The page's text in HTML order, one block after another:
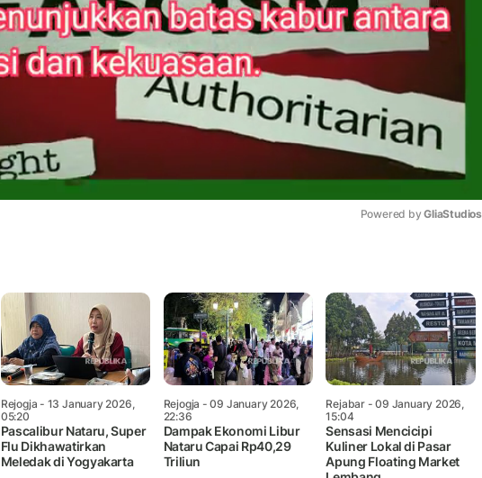
Powered by GliaStudios
Rejogja - 13 January 2026,
05:20
Pascalibur Nataru, Super
Flu Dikhawatirkan
Meledak di Yogyakarta
Rejogja - 09 January 2026,
22:36
Dampak Ekonomi Libur
Nataru Capai Rp40,29
Triliun
Rejabar- 09 January 2026,
15:04
Sensasi Mencicipi
Kuliner Lokal di Pasar
Apung Floating Market